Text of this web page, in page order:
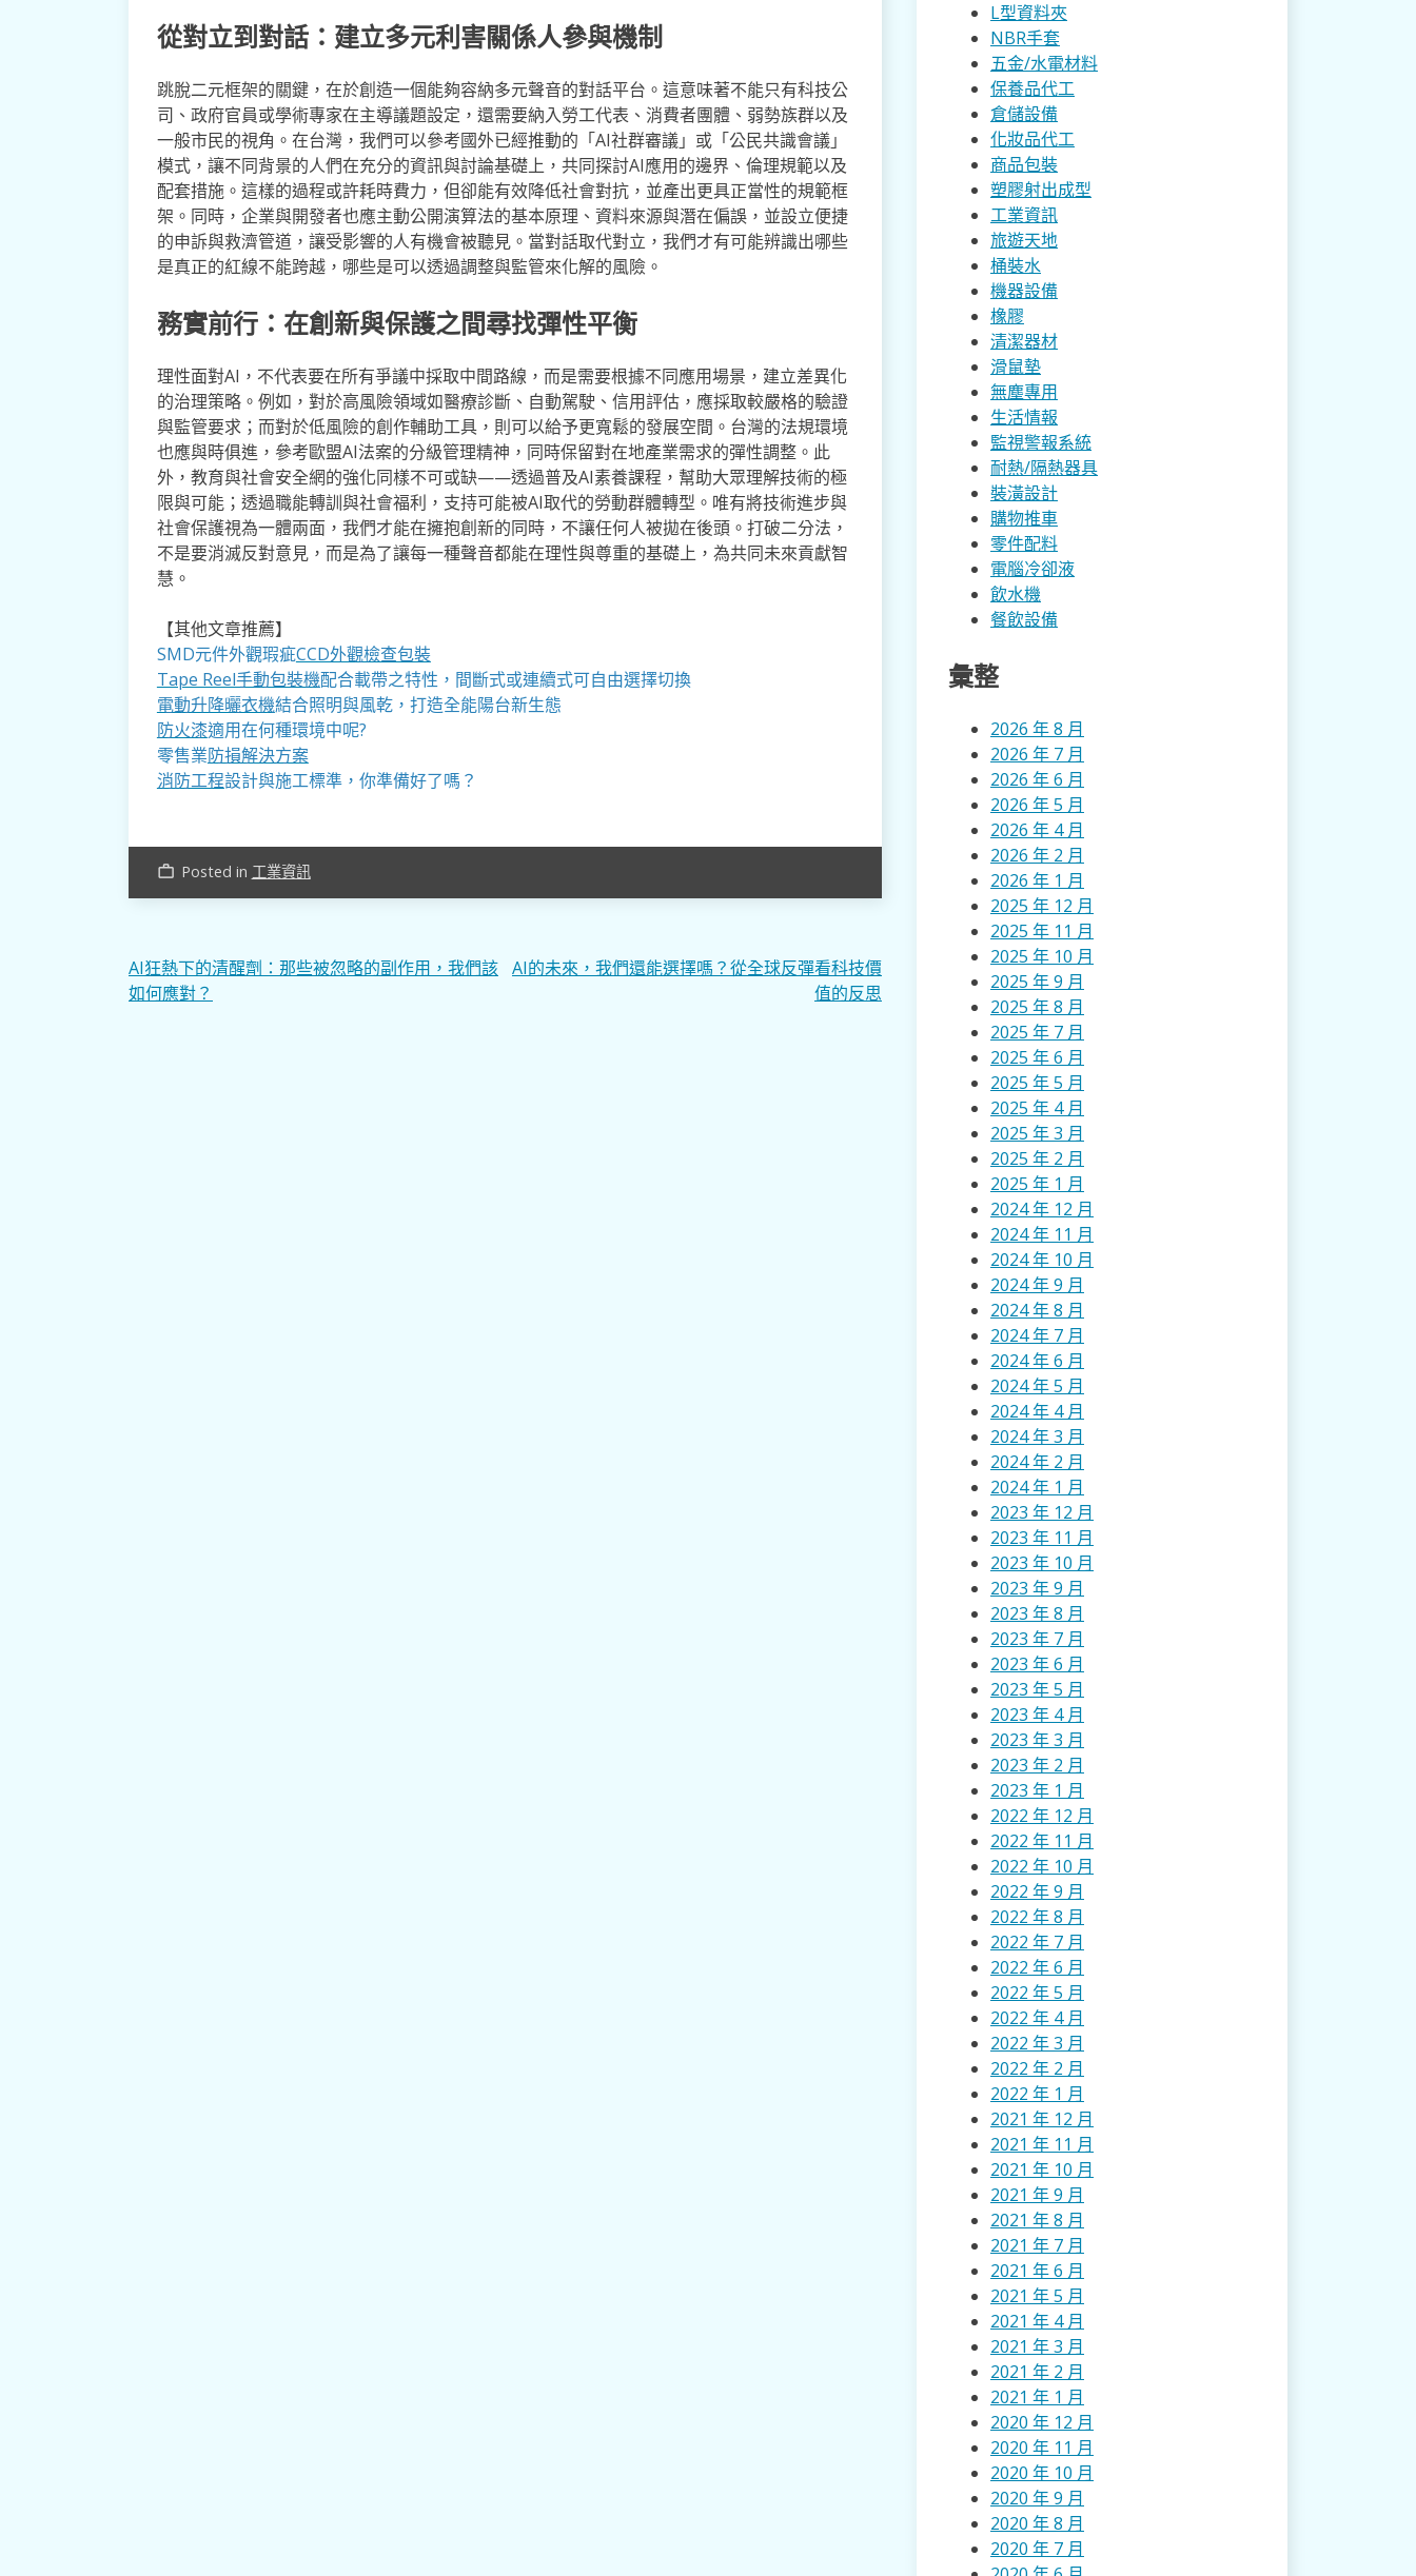
從對立到對話：建立多元利害關係人參與機制
跳脫二元框架的關鍵，在於創造一個能夠容納多元聲音的對話平台。這意味著不能只有科技公
司、政府官員或學術專家在主導議題設定，還需要納入勞工代表、消費者團體、弱勢族群以及
一般市民的視角。在台灣，我們可以參考國外已經推動的「AI社群審議」或「公民共識會議」
模式，讓不同背景的人們在充分的資訊與討論基礎上，共同探討AI應用的邊界、倫理規範以及
配套措施。這樣的過程或許耗時費力，但卻能有效降低社會對抗，並產出更具正當性的規範框
架。同時，企業與開發者也應主動公開演算法的基本原理、資料來源與潛在偏誤，並設立便捷
的申訴與救濟管道，讓受影響的人有機會被聽見。當對話取代對立，我們才有可能辨識出哪些
是真正的紅線不能跨越，哪些是可以透過調整與監管來化解的風險。
務實前行：在創新與保護之間尋找彈性平衡
理性面對AI，不代表要在所有爭議中採取中間路線，而是需要根據不同應用場景，建立差異化
的治理策略。例如，對於高風險領域如醫療診斷、自動駕駛、信用評估，應採取較嚴格的驗證
與監管要求；而對於低風險的創作輔助工具，則可以給予更寬鬆的發展空間。台灣的法規環境
也應與時俱進，參考歐盟AI法案的分級管理精神，同時保留對在地產業需求的彈性調整。此
外，教育與社會安全網的強化同樣不可或缺——透過普及AI素養課程，幫助大眾理解技術的極
限與可能；透過職能轉訓與社會福利，支持可能被AI取代的勞動群體轉型。唯有將技術進步與
社會保護視為一體兩面，我們才能在擁抱創新的同時，不讓任何人被拋在後頭。打破二分法，
不是要消滅反對意見，而是為了讓每一種聲音都能在理性與尊重的基礎上，為共同未來貢獻智
慧。
【其他文章推薦】
SMD元件外觀瑕疵CCD外觀檢查包裝
Tape Reel手動包裝機配合載帶之特性，間斷式或連續式可自由選擇切換
電動升降曬衣機結合照明與風乾，打造全能陽台新生態
防火漆適用在何種環境中呢?
零售業防損解決方案
消防工程設計與施工標準，你準備好了嗎？
work_outline Posted in 工業資訊
文
章
AI狂熱下的清醒劑：那些被忽略的副作用，我們該
如何應對？
AI的未來，我們還能選擇嗎？從全球反彈看科技價
值的反思
L型資料夾
NBR手套
五金/水電材料
保養品代工
倉儲設備
化妝品代工
商品包裝
塑膠射出成型
工業資訊
旅遊天地
桶裝水
機器設備
橡膠
清潔器材
滑鼠墊
無塵專用
生活情報
監視警報系統
耐熱/隔熱器具
裝潢設計
購物推車
零件配料
電腦冷卻液
飲水機
餐飲設備
彙整
2026 年 8 月
2026 年 7 月
2026 年 6 月
2026 年 5 月
2026 年 4 月
2026 年 2 月
2026 年 1 月
2025 年 12 月
2025 年 11 月
2025 年 10 月
2025 年 9 月
2025 年 8 月
2025 年 7 月
2025 年 6 月
2025 年 5 月
2025 年 4 月
2025 年 3 月
2025 年 2 月
2025 年 1 月
2024 年 12 月
2024 年 11 月
2024 年 10 月
2024 年 9 月
2024 年 8 月
2024 年 7 月
2024 年 6 月
2024 年 5 月
2024 年 4 月
2024 年 3 月
2024 年 2 月
2024 年 1 月
2023 年 12 月
2023 年 11 月
2023 年 10 月
2023 年 9 月
2023 年 8 月
2023 年 7 月
2023 年 6 月
2023 年 5 月
2023 年 4 月
2023 年 3 月
2023 年 2 月
2023 年 1 月
2022 年 12 月
2022 年 11 月
2022 年 10 月
2022 年 9 月
2022 年 8 月
2022 年 7 月
2022 年 6 月
2022 年 5 月
2022 年 4 月
2022 年 3 月
2022 年 2 月
2022 年 1 月
2021 年 12 月
2021 年 11 月
2021 年 10 月
2021 年 9 月
2021 年 8 月
2021 年 7 月
2021 年 6 月
2021 年 5 月
2021 年 4 月
2021 年 3 月
2021 年 2 月
2021 年 1 月
2020 年 12 月
2020 年 11 月
2020 年 10 月
2020 年 9 月
2020 年 8 月
2020 年 7 月